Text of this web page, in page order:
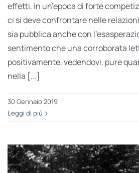
effetti, in un’epoca di forte
ci si deve confrontare nelle
sia pubblica anche con
sentimento che una corroborata
positivamente, vedendovi, pure
nella [...]
30 Gennaio 2019
Leggi di più